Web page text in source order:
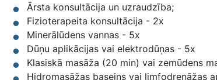
Ārsta konsultācija un uzraudzība;
Fizioterapeita konsultācija - 2x
Minerālūdens vannas - 5x
Dūņu aplikācijas vai elektrodūņas - 5x
Klasiskā masāža (20 min) vai zemūdens
Hidromasāžas baseins vai limfodrenāžas